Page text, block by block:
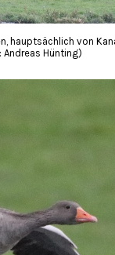
hauptsächlich von
Andreas Hünting)